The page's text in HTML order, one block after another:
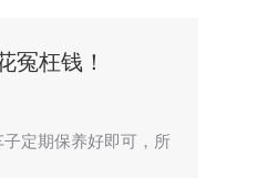
冤枉钱！
定期保养好即可，所